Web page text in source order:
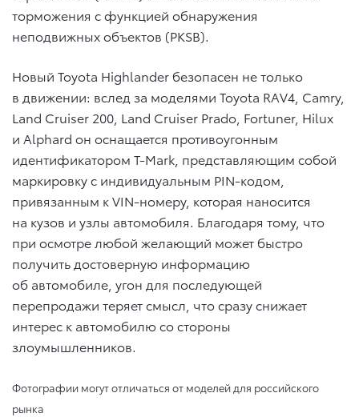
торможения с функцией обнаружения
неподвижных объектов (PKSB).
Новый Toyota Highlander безопасен не только
в движении: вслед за моделями Toyota RAV4, Camry,
Land Cruiser 200, Land Cruiser Prado, Fortuner, Hilux
и Alphard он оснащается противоугонным
идентификатором T-Mark, представляющим собой
маркировку с индивидуальным PIN-кодом,
привязанным к VIN-номеру, которая наносится
на кузов и узлы автомобиля. Благодаря тому, что
при осмотре любой желающий может быстро
получить достоверную информацию
об автомобиле, угон для последующей
перепродажи теряет смысл, что сразу снижает
интерес к автомобилю со стороны
злоумышленников.
Фотографии могут отличаться от моделей для российского
рынка